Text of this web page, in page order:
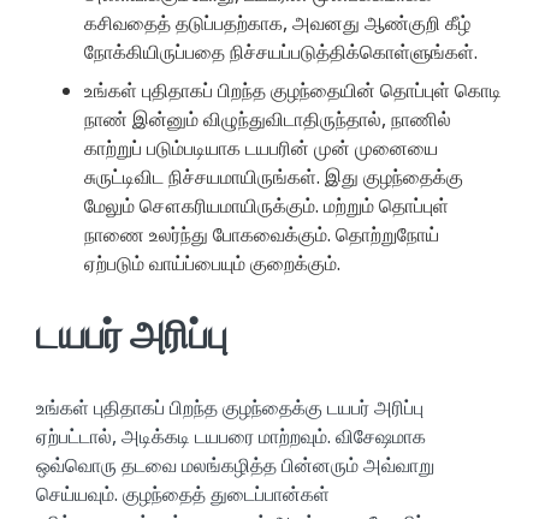
கசிவதைத் தடுப்பதற்காக, அவனது ஆண்குறி கீழ்
நோக்கியிருப்பதை நிச்சயப்படுத்திக்கொள்ளுங்கள்.
உங்கள் புதிதாகப் பிறந்த குழந்தையின் தொப்புள் கொடி
நாண் இன்னும் விழுந்துவிடாதிருந்தால், நாணில்
காற்றுப் படும்படியாக டயபரின் முன் முனையை
சுருட்டிவிட நிச்சயமாயிருங்கள். இது குழந்தைக்கு
மேலும் சௌகரியமாயிருக்கும். மற்றும் தொப்புள்
நாணை உலர்ந்து போகவைக்கும். தொற்றுநோய்
ஏற்படும் வாய்ப்பையும் குறைக்கும்.
டயபர் அரிப்பு
உங்கள் புதிதாகப் பிறந்த குழந்தைக்கு டயபர் அரிப்பு
ஏற்பட்டால், அடிக்கடி டயபரை மாற்றவும். விசேஷமாக
ஒவ்வொரு தடவை மலங்கழித்த பின்னரும் அவ்வாறு
செய்யவும். குழந்தைத் துடைப்பான்கள்